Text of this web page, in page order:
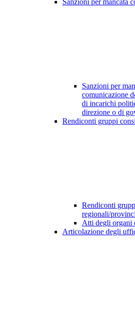
Sanzioni per mancata
Sanzioni per
comunicazione
di incarichi
direzione o di
Rendiconti gruppi
Rendiconti
regionali/
Atti degli organi
Articolazione degli